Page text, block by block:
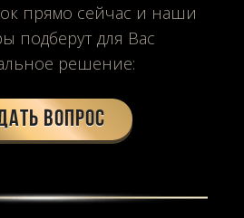
прямо сейчас и наши
подберут для Вас
решение:
вопрос